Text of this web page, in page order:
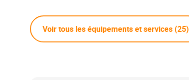
Voir tous les équipements et services (25)